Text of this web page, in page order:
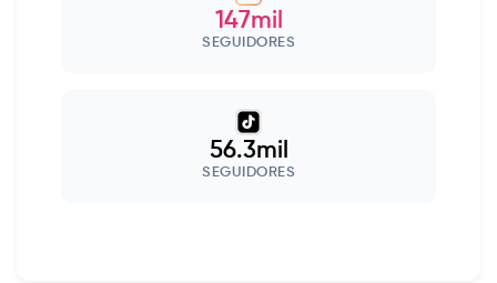
147mil
SEGUIDORES
56.3mil
SEGUIDORES